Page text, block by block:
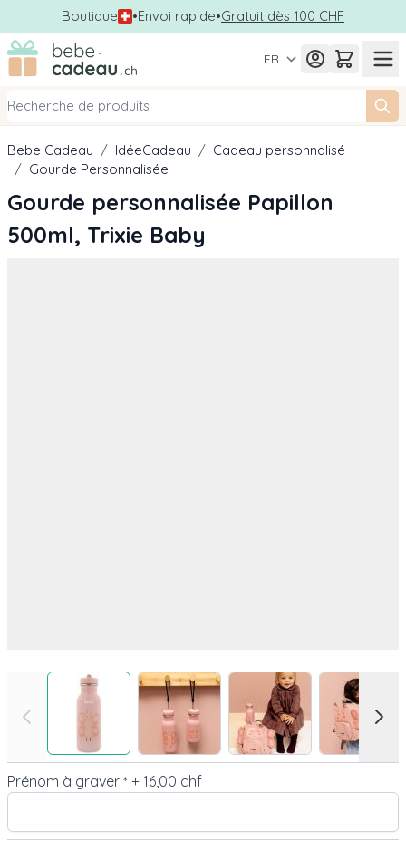
Boutique •Envoi rapide•Gratuit dès 100 CHF
Allez au contenu
FR
Bebe Cadeau / IdéeCadeau / Cadeau personnalisé
/ Gourde Personnalisée
Gourde personnalisée Papillon
500ml, Trixie Baby
View larger imageView larger imageView larger image
Prénom à graver * + 16,00 chf